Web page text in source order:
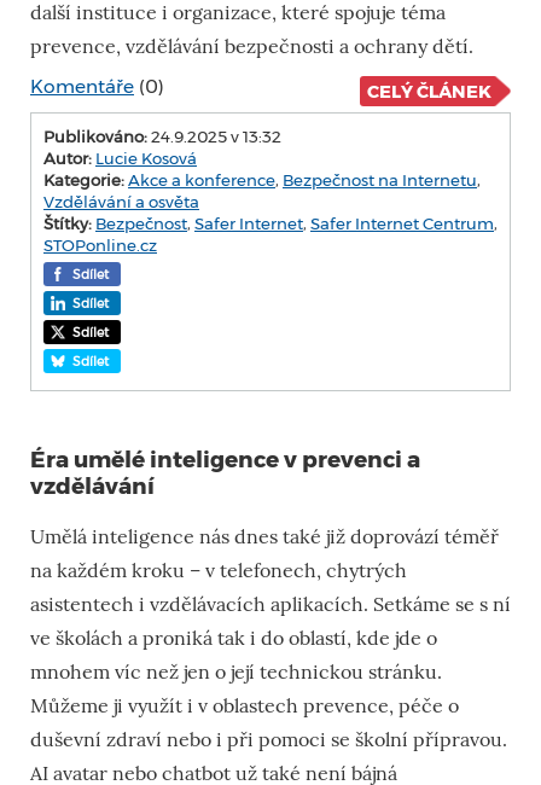
další instituce i organizace, které spojuje téma
prevence, vzdělávání bezpečnosti a ochrany dětí.
Komentáře (0) CELÝ ČLÁNEK
Publikováno:24.9.2025 v 13:32
Autor: Lucie Kosová
Kategorie:Akce a konference, Bezpečnost na Internetu,
Vzdělávání a osvěta
Štítky: Bezpečnost, Safer Internet, Safer Internet Centrum,
STOPonline.cz
Sdílet
Sdílet
Sdílet
Sdílet
Éra umělé inteligence v prevenci a
vzdělávání
Umělá inteligence nás dnes také již doprovází téměř
na každém kroku – v telefonech, chytrých
asistentech i vzdělávacích aplikacích. Setkáme se s ní
ve školách a proniká tak i do oblastí, kde jde o
mnohem víc než jen o její technickou stránku.
Můžeme ji využít i v oblastech prevence, péče o
duševní zdraví nebo i při pomoci se školní přípravou.
AI avatar nebo chatbot už také není bájná